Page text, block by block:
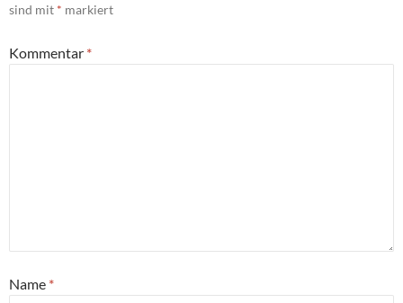
sind mit * markiert
Kommentar *
Name *